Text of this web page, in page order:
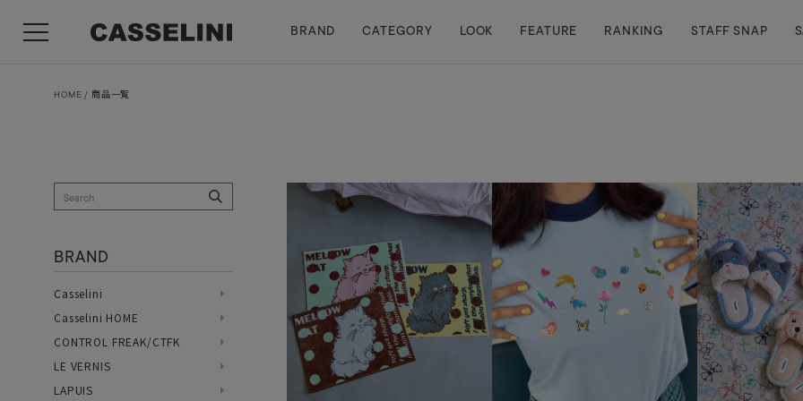
BRAND CATEGORY LOOK FEATURE RANKING STAFF SNAP
HOME 商品一覧
BRAND
Casselini
Casselini HOME
CONTROL FREAK/CTFK
LE VERNIS
LAPUIS